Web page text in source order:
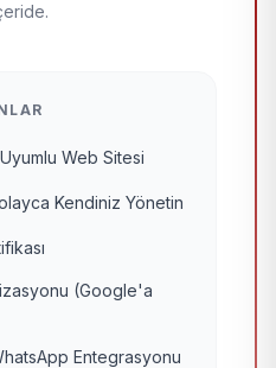
Web Sitesi
Kendiniz Yönetin
(Google'a
Entegrasyonu